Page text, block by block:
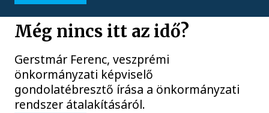
Még nincs itt az idő?
Gerstmár Ferenc, veszprémi
önkormányzati képviselő
gondolatébresztő írása a önkormányzati
rendszer átalakításáról.